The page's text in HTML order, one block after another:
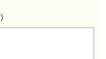
）